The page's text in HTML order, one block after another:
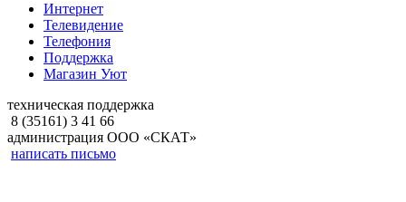
Интернет
Телевидение
Телефония
Поддержка
Магазин Уют
техническая поддержка
8 (35161) 3 41 66
администрация ООО «СКАТ»
написать письмо